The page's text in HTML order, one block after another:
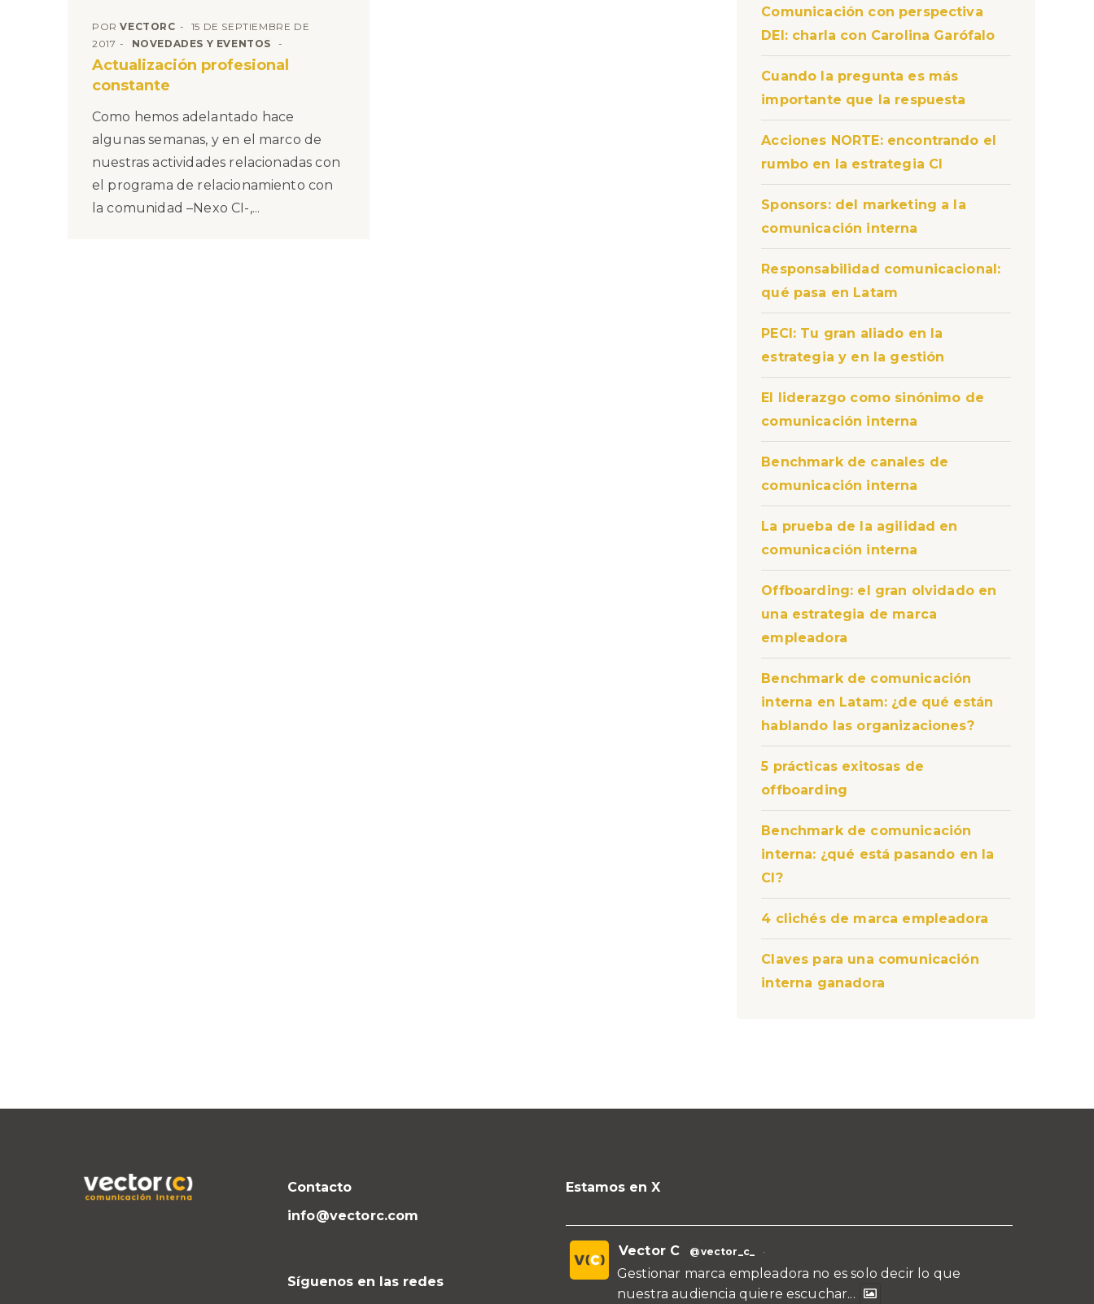
PORVECTORC
15 DE SEPTIEMBRE DE
2017
NOVEDADES Y EVENTOS
Actualización profesional
constante
Como hemos adelantado hace
algunas semanas, y en el marco de
nuestras actividades relacionadas con
el programa de relacionamiento con
la comunidad –Nexo CI-,...
Comunicación con perspectiva
DEI: charla con Carolina Garófalo
Cuando la pregunta es más
importante que la respuesta
Acciones NORTE: encontrando el
rumbo en la estrategia CI
Sponsors: del marketing a la
comunicación interna
Responsabilidad comunicacional:
qué pasa en Latam
PECI: Tu gran aliado en la
estrategia y en la gestión
El liderazgo como sinónimo de
comunicación interna
Benchmark de canales de
comunicación interna
La prueba de la agilidad en
comunicación interna
Offboarding: el gran olvidado en
una estrategia de marca
empleadora
Benchmark de comunicación
interna en Latam: ¿de qué están
hablando las organizaciones?
5 prácticas exitosas de
offboarding
Benchmark de comunicación
interna: ¿qué está pasando en la
CI?
4 clichés de marca empleadora
Claves para una comunicación
interna ganadora
Contacto
info@vectorc.com
Síguenos en las redes
Estamos en X
Vector C @vector_c_ ·
Gestionar marca empleadora no es solo decir lo que
nuestra audiencia quiere escuchar...